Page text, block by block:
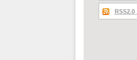
RSS2.0